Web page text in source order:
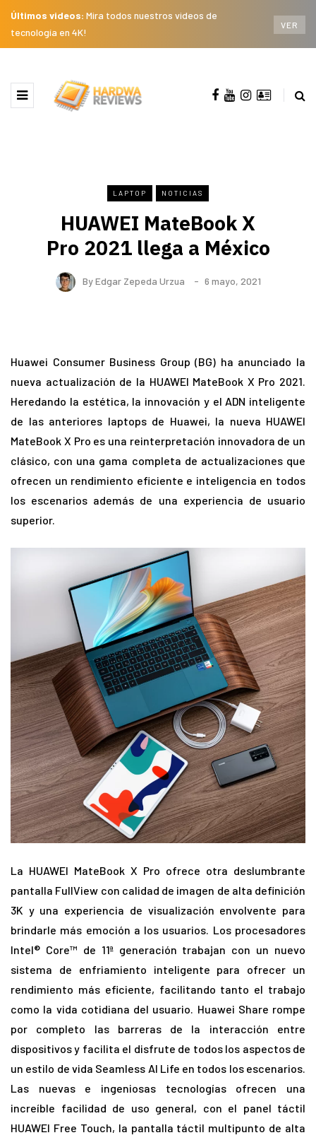
Últimos videos: Mira todos nuestros videos de
tecnología en 4K!
VER
LAPTOP NOTICIAS
HUAWEI MateBook X
Pro 2021 llega a México
ByEdgar Zepeda Urzua 6 mayo, 2021
Huawei Consumer Business Group (BG) ha anunciado la
nueva actualización de la HUAWEI MateBook X Pro 2021.
Heredando la estética, la innovación y el ADN inteligente
de las anteriores laptops de Huawei, la nueva HUAWEI
MateBook X Pro es una reinterpretación innovadora de un
clásico, con una gama completa de actualizaciones que
ofrecen un rendimiento eficiente e inteligencia en todos
los escenarios además de una experiencia de usuario
superior.
La HUAWEI MateBook X Pro ofrece otra deslumbrante
pantalla FullView con calidad de imagen de alta definición
3K y una experiencia de visualización envolvente para
brindarle más emoción a los usuarios. Los procesadores
Intel® Core™ de 11ª generación trabajan con un nuevo
sistema de enfriamiento inteligente para ofrecer un
rendimiento más eficiente, facilitando tanto el trabajo
como la vida cotidiana del usuario. Huawei Share rompe
por completo las barreras de la interacción entre
dispositivos y facilita el disfrute de todos los aspectos de
un estilo de vida Seamless AI Life en todos los escenarios.
Las nuevas e ingeniosas tecnologías ofrecen una
increíble facilidad de uso general, con el panel táctil
HUAWEI Free Touch, la pantalla táctil multipunto de alta